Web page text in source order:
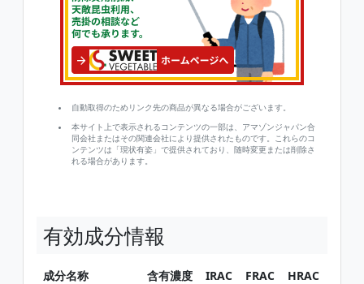
自動取得のためリンク先の商品が異なる場合がございます。
本サイト上で表示されるコンテンツの一部は、アマゾンジャパン合
同会社またはその関連会社により提供されたものです。これらのコ
ンテンツは「現状有姿」で提供されており、随時変更または削除さ
れる場合があります。
有効成分情報
成分名称 含有濃度 IRAC FRAC HRAC